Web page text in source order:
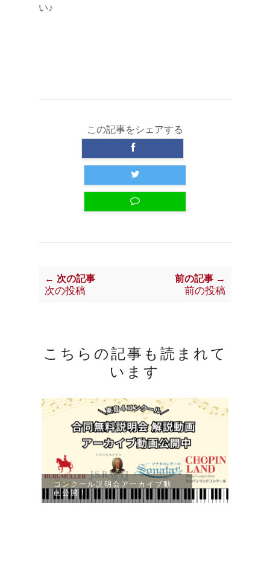
い♪
この記事をシェアする
← 次の記事
次の投稿
前の記事 →
前の投稿
こちらの記事も読まれて
います
コンクール説明会アーカイブ動
画公開！